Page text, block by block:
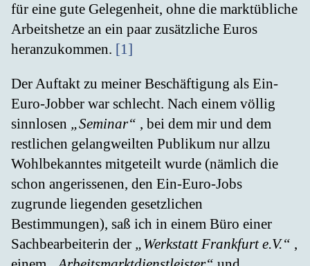
für eine gute Gelegenheit, ohne die marktübliche
Arbeitshetze an ein paar zusätzliche Euros
heranzukommen. [1]
Der Auftakt zu meiner Beschäftigung als Ein-
Euro-Jobber war schlecht. Nach einem völlig
sinnlosen „Seminar“ , bei dem mir und dem
restlichen gelangweilten Publikum nur allzu
Wohlbekanntes mitgeteilt wurde (nämlich die
schon angerissenen, den Ein-Euro-Jobs
zugrunde liegenden gesetzlichen
Bestimmungen), saß ich in einem Büro einer
Sachbearbeiterin der „Werkstatt Frankfurt e.V.“ ,